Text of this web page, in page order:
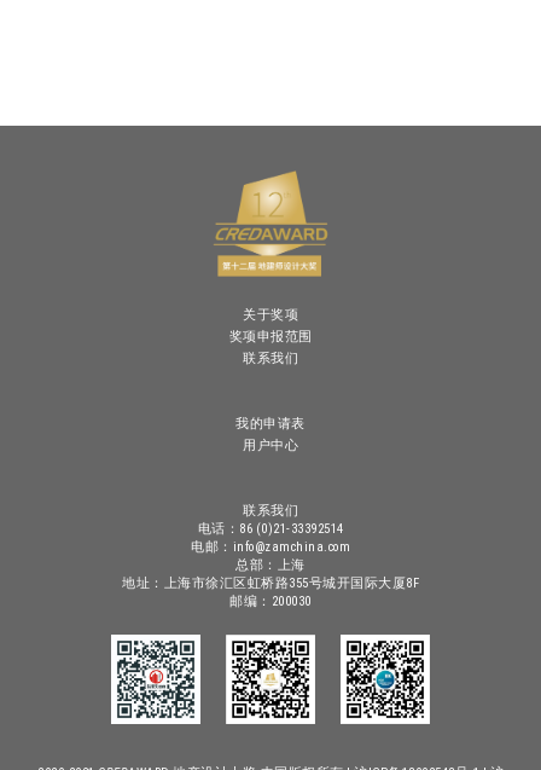
关于奖项
奖项申报范围
联系我们
我的申请表
用户中心
联系我们
电话：86 (0)21-33392514
电邮：info@zamchina.com
总部：上海
地址：上海市徐汇区虹桥路355号城开国际大厦8F
邮编：200030